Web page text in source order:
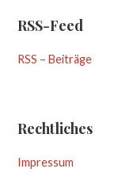
RSS-Feed
RSS – Beiträge
Rechtliches
Impressum